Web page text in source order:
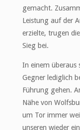
gemacht.
Leistung auf der
erzielte, trugen
Sieg bei.
In einem überaus
Gegner lediglich
Führung gehen.
Nähe von
um Tor immer
unseren wieder